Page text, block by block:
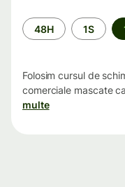
Perioada
48H 1S
Folosim cursul de
comerciale mascate
multe